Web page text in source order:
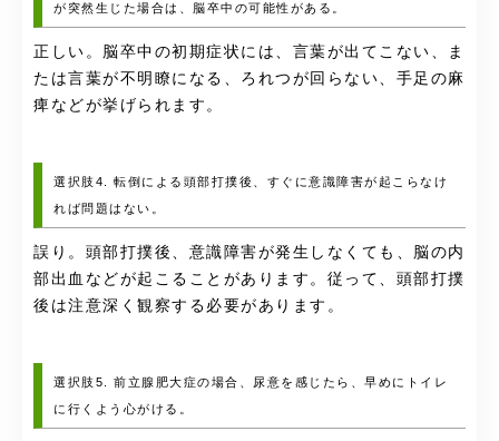
が突然生じた場合は、脳卒中の可能性がある。
正しい。脳卒中の初期症状には、言葉が出てこない、ま
たは言葉が不明瞭になる、ろれつが回らない、手足の麻
痺などが挙げられます。
選択肢4. 転倒による頭部打撲後、すぐに意識障害が起こらなけ
れば問題はない。
誤り。頭部打撲後、意識障害が発生しなくても、脳の内
部出血などが起こることがあります。従って、頭部打撲
後は注意深く観察する必要があります。
選択肢5. 前立腺肥大症の場合、尿意を感じたら、早めにトイレ
に行くよう心がける。